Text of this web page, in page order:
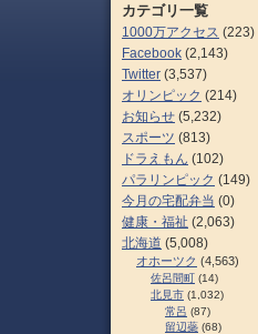
カテゴリ一覧
1000万アクセス (223)
Facebook (2,143)
Twitter (3,537)
オリンピック (214)
お知らせ (5,232)
スポーツ (813)
ドラえもん (102)
パラリンピック (149)
今月の宅配弁当 (0)
健康・福祉 (2,063)
北海道 (5,008)
オホーツク (4,563)
佐呂間町 (14)
北見市 (1,032)
常呂 (87)
留辺蘂 (68)